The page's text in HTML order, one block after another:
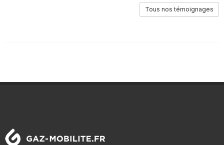
Tous nos témoignages